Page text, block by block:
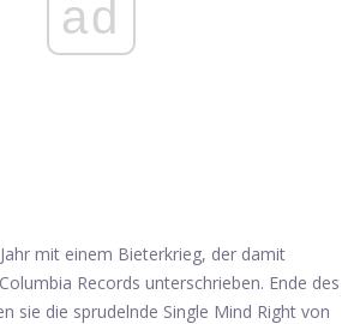
ad
mit einem Bieterkrieg, der damit
Records unterschrieben. Ende des
sie die sprudelnde Single Mind Right von